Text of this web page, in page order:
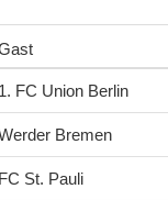
1. FC Union Berlin
Bremen
FC St. Pauli